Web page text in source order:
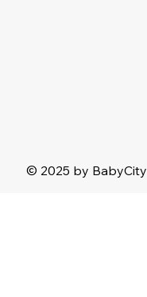
© 2025 by BabyCity